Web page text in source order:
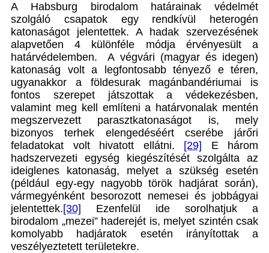
A Habsburg birodalom határainak védelmét
szolgáló csapatok egy rendkívül heterogén
katonaságot jelentettek. A hadak szervezésének
alapvetően 4 különféle módja érvényesült a
határvédelemben. A végvári (magyar és idegen)
katonaság volt a legfontosabb tényező e téren,
ugyanakkor a földesurak magánbandériumai is
fontos szerepet játszottak a védekezésben,
valamint meg kell említeni a határvonalak mentén
megszervezett parasztkatonaságot is, mely
bizonyos terhek elengedéséért cserébe járőri
feladatokat volt hivatott ellátni. [29] E három
hadszervezeti egység kiegészítését szolgálta az
ideiglenes katonaság, melyet a szükség esetén
(például egy-egy nagyobb török hadjárat során),
vármegyénként besorozott nemesei és jobbágyai
jelentettek.[30] Ezenfelül ide sorolhatjuk a
birodalom „mezei” haderejét is, melyet szintén csak
komolyabb hadjáratok esetén irányítottak a
veszélyeztetett területekre.